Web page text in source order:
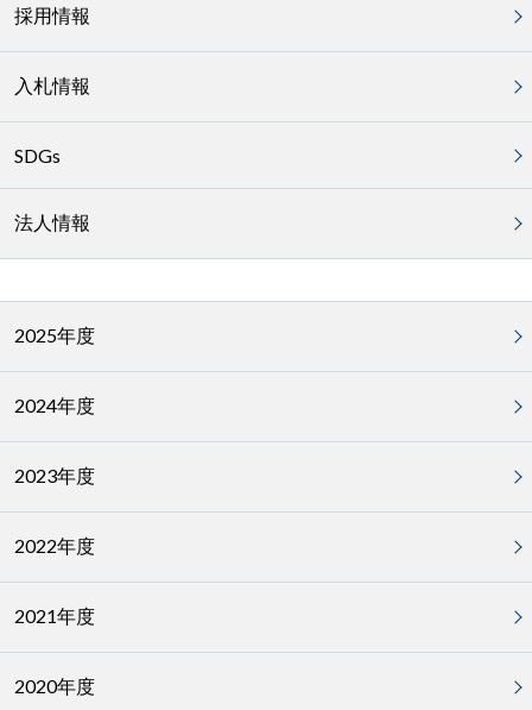
採用情報
入札情報
SDGs
法人情報
2025年度
2024年度
2023年度
2022年度
2021年度
2020年度